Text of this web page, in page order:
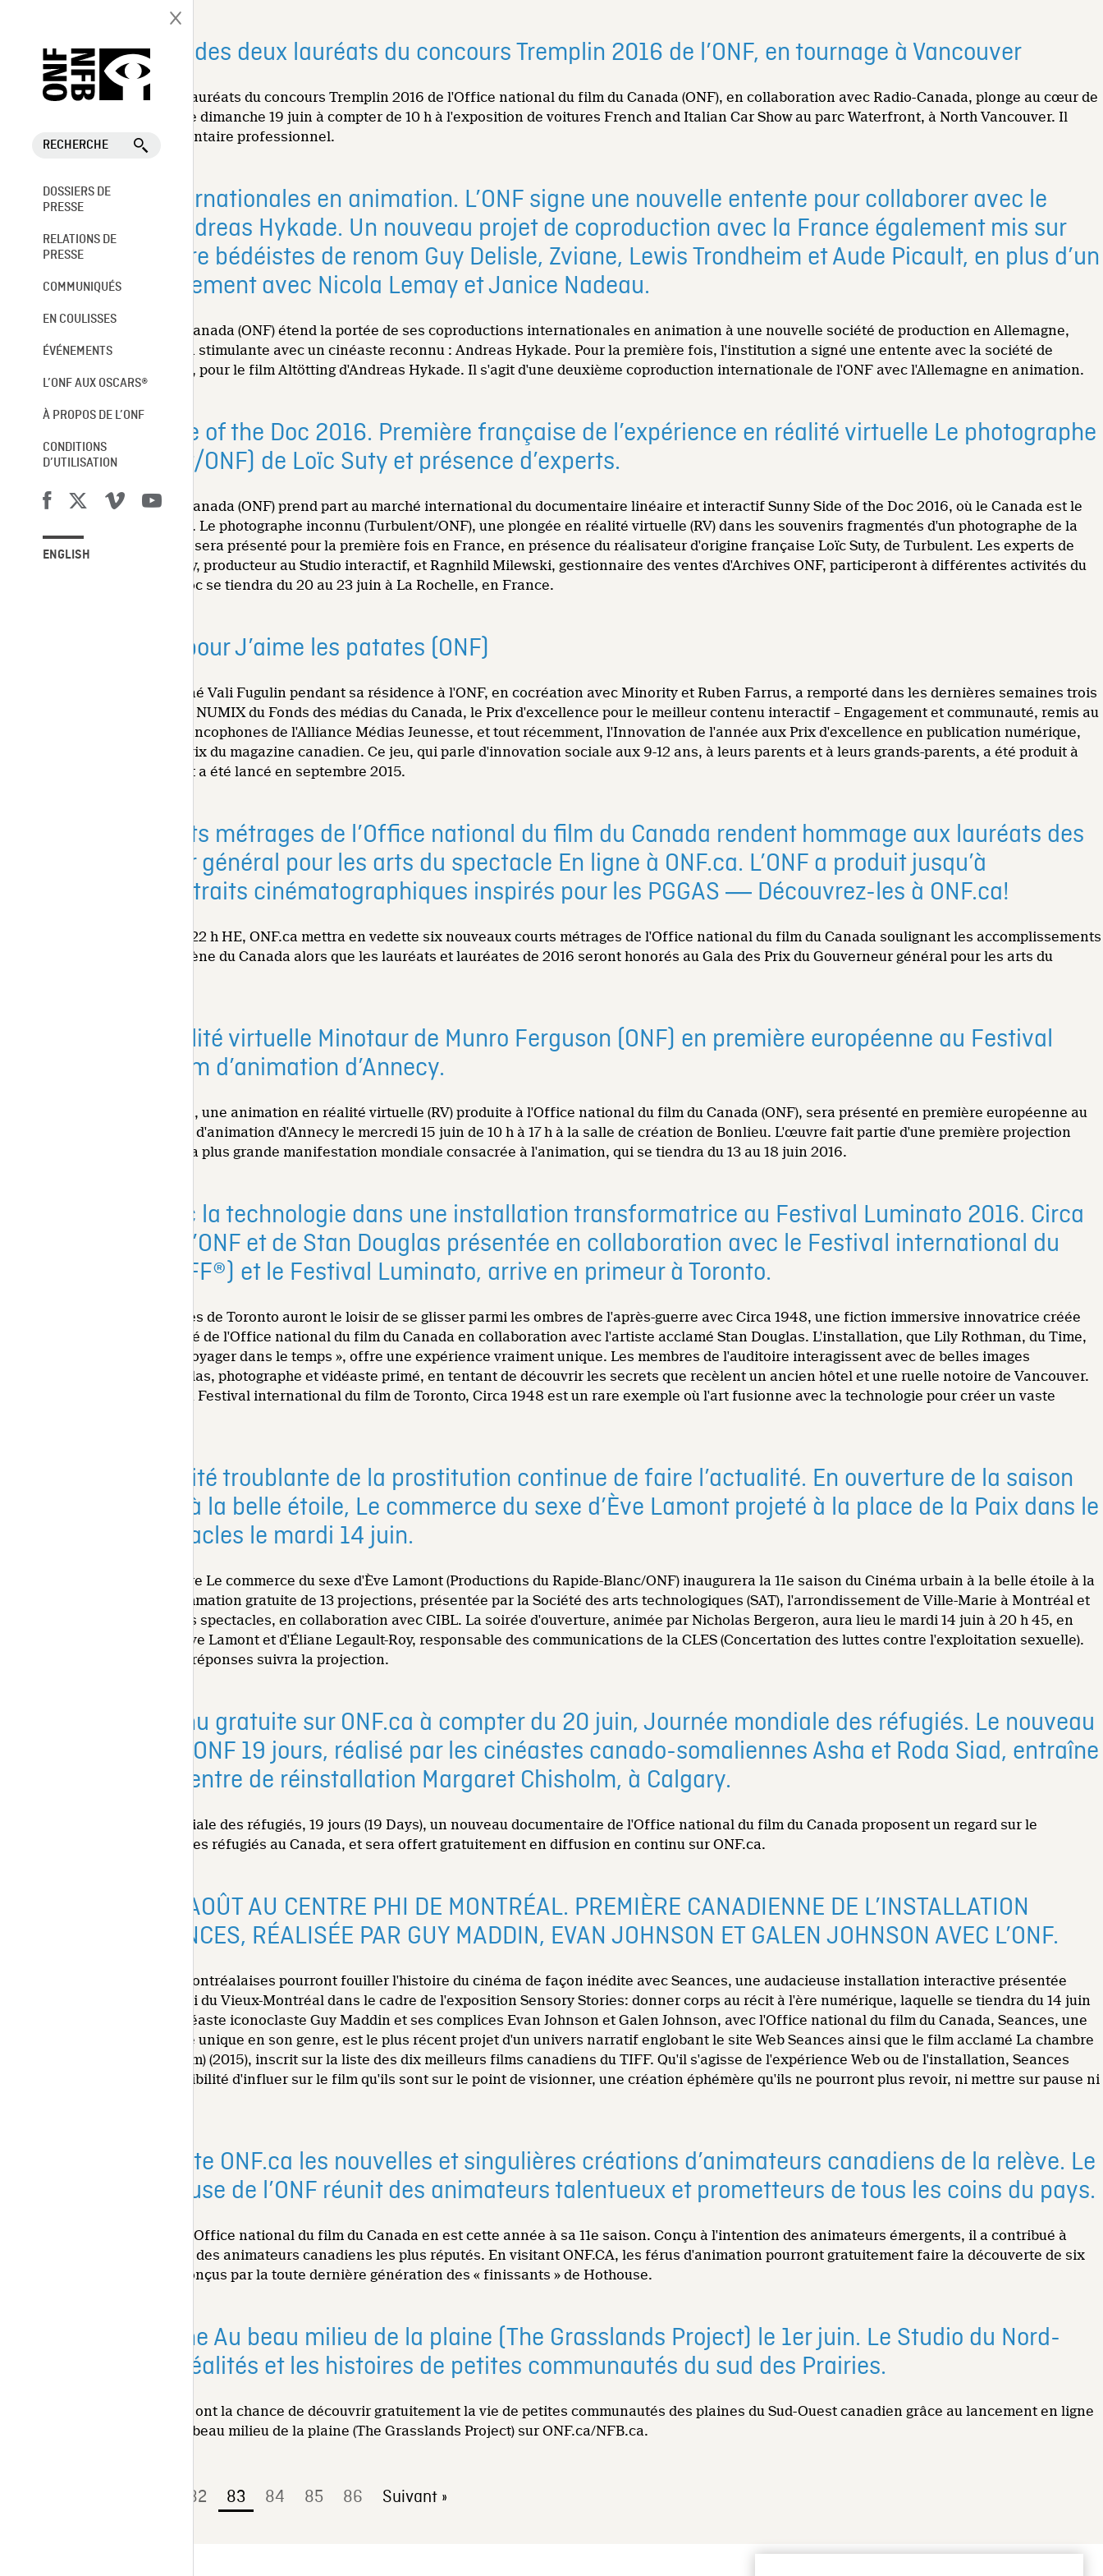
RECHERCHE
DOSSIERS DE
PRESSE
RELATIONS DE
PRESSE
COMMUNIQUÉS
EN COULISSES
ÉVÉNEMENTS
L’ONF AUX OSCARS®
À PROPOS DE L’ONF
CONDITIONS
D’UTILISATION
ENGLISH
Julien Capraro, un des deux lauréats du concours Tremplin 2016 de l’ONF, en tournage à Vancouver
Julien Capraro, un des deux lauréats du concours Tremplin 2016 de l'Office national du film du Canada (ONF), en collaboration avec Radio-Canada, plonge au cœur de
l'action et sera en tournage le dimanche 19 juin à compter de 10 h à l'exposition de voitures French and Italian Car Show au parc Waterfront, à North Vancouver. Il
s'agit de son premier documentaire professionnel.
Coproductions internationales en animation. L’ONF signe une nouvelle entente pour collaborer avec le
cinéaste réputé Andreas Hykade. Un nouveau projet de coproduction avec la France également mis sur
pied avec les quatre bédéistes de renom Guy Delisle, Zviane, Lewis Trondheim et Aude Picault, en plus d’un
projet en développement avec Nicola Lemay et Janice Nadeau.
L'Office national du film du Canada (ONF) étend la portée de ses coproductions internationales en animation à une nouvelle société de production en Allemagne,
permettant une collaboration stimulante avec un cinéaste reconnu : Andreas Hykade. Pour la première fois, l'institution a signé une entente avec la société de
production Studio Film Bilder, pour le film Altötting d'Andreas Hykade. Il s'agit d'une deuxième coproduction internationale de l'ONF avec l'Allemagne en animation.
L’ONF à Sunny Side of the Doc 2016. Première française de l’expérience en réalité virtuelle Le photographe
inconnu (Turbulent/ONF) de Loïc Suty et présence d’experts.
L'Office national du film du Canada (ONF) prend part au marché international du documentaire linéaire et interactif Sunny Side of the Doc 2016, où le Canada est le
pays à l'honneur cette année. Le photographe inconnu (Turbulent/ONF), une plongée en réalité virtuelle (RV) dans les souvenirs fragmentés d'un photographe de la
Première Guerre mondiale, y sera présenté pour la première fois en France, en présence du réalisateur d'origine française Loïc Suty, de Turbulent. Les experts de
l'ONF Louis-Richard Tremblay, producteur au Studio interactif, et Ragnhild Milewski, gestionnaire des ventes d'Archives ONF, participeront à différentes activités du
marché. Sunny Side of the Doc se tiendra du 20 au 23 juin à La Rochelle, en France.
De nouveaux prix pour J’aime les patates (ONF)
J'aime les patates, un jeu signé Vali Fugulin pendant sa résidence à l'ONF, en cocréation avec Minority et Ruben Farrus, a remporté dans les dernières semaines trois
nouveaux prix : le Grand Prix NUMIX du Fonds des médias du Canada, le Prix d'excellence pour le meilleur contenu interactif – Engagement et communauté, remis au
gala des Prix d'excellence francophones de l'Alliance Médias Jeunesse, et tout récemment, l'Innovation de l'année aux Prix d'excellence en publication numérique,
remis par la Fondation des Prix du magazine canadien. Ce jeu, qui parle d'innovation sociale aux 9-12 ans, à leurs parents et à leurs grands-parents, a été produit à
l'ONF par Hugues Sweeney et a été lancé en septembre 2015.
Six nouveaux courts métrages de l’Office national du film du Canada rendent hommage aux lauréats des
Prix du Gouverneur général pour les arts du spectacle En ligne à ONF.ca. L’ONF a produit jusqu’à
maintenant 69 portraits cinématographiques inspirés pour les PGGAS ― Découvrez-les à ONF.ca!
À compter du samedi 11 juin, 22 h HE, ONF.ca mettra en vedette six nouveaux courts métrages de l'Office national du film du Canada soulignant les accomplissements
de légendes des arts de la scène du Canada alors que les lauréats et lauréates de 2016 seront honorés au Gala des Prix du Gouverneur général pour les arts du
L’animation en réalité virtuelle Minotaur de Munro Ferguson (ONF) en première européenne au Festival
international du film d’animation d’Annecy.
Minotaur de Munro Ferguson, une animation en réalité virtuelle (RV) produite à l'Office national du film du Canada (ONF), sera présenté en première européenne au
Festival international du film d'animation d'Annecy le mercredi 15 juin de 10 h à 17 h à la salle de création de Bonlieu. L'œuvre fait partie d'une première projection
d'œuvres en RV au Festival, la plus grande manifestation mondiale consacrée à l'animation, qui se tiendra du 13 au 18 juin 2016.
L’art fusionne avec la technologie dans une installation transformatrice au Festival Luminato 2016. Circa
1948, création de l’ONF et de Stan Douglas présentée en collaboration avec le Festival international du
film de Toronto (TIFF®) et le Festival Luminato, arrive en primeur à Toronto.
Du 10 au 26 juin, les auditoires de Toronto auront le loisir de se glisser parmi les ombres de l'après-guerre avec Circa 1948, une fiction immersive innovatrice créée
par le Studio numérique primé de l'Office national du film du Canada en collaboration avec l'artiste acclamé Stan Douglas. L'installation, que Lily Rothman, du Time,
compare à une « machine à voyager dans le temps », offre une expérience vraiment unique. Les membres de l'auditoire interagissent avec de belles images
sélectionnées par Stan Douglas, photographe et vidéaste primé, en tentant de découvrir les secrets que recèlent un ancien hôtel et une ruelle notoire de Vancouver.
Présenté avec le concours du Festival international du film de Toronto, Circa 1948 est un rare exemple où l'art fusionne avec la technologie pour créer un vaste
À l’heure où la réalité troublante de la prostitution continue de faire l’actualité. En ouverture de la saison
du Cinéma urbain à la belle étoile, Le commerce du sexe d’Ève Lamont projeté à la place de la Paix dans le
Quartier des spectacles le mardi 14 juin.
Le long métrage documentaire Le commerce du sexe d'Ève Lamont (Productions du Rapide-Blanc/ONF) inaugurera la 11e saison du Cinéma urbain à la belle étoile à la
place de la Paix, une programmation gratuite de 13 projections, présentée par la Société des arts technologiques (SAT), l'arrondissement de Ville-Marie à Montréal et
le Partenariat du Quartier des spectacles, en collaboration avec CIBL. La soirée d'ouverture, animée par Nicholas Bergeron, aura lieu le mardi 14 juin à 20 h 45, en
présence de la réalisatrice Ève Lamont et d'Éliane Legault-Roy, responsable des communications de la CLES (Concertation des luttes contre l'exploitation sexuelle).
Une session de questions et réponses suivra la projection.
Diffusion en continu gratuite sur ONF.ca à compter du 20 juin, Journée mondiale des réfugiés. Le nouveau
documentaire de l’ONF 19 jours, réalisé par les cinéastes canado-somaliennes Asha et Roda Siad, entraîne
les auditoires au centre de réinstallation Margaret Chisholm, à Calgary.
Dès le 20 juin, Journée mondiale des réfugiés, 19 jours (19 Days), un nouveau documentaire de l'Office national du film du Canada proposent un regard sur le
processus de réinstallation des réfugiés au Canada, et sera offert gratuitement en diffusion en continu sur ONF.ca.
DU 14 JUIN AU 21 AOÛT AU CENTRE PHI DE MONTRÉAL. PREMIÈRE CANADIENNE DE L’INSTALLATION
INTERACTIVE SEANCES, RÉALISÉE PAR GUY MADDIN, EVAN JOHNSON ET GALEN JOHNSON AVEC L’ONF.
Cet été, les Montréalais et Montréalaises pourront fouiller l'histoire du cinéma de façon inédite avec Seances, une audacieuse installation interactive présentée
durant tout l'été au Centre Phi du Vieux-Montréal dans le cadre de l'exposition Sensory Stories: donner corps au récit à l'ère numérique, laquelle se tiendra du 14 juin
au 21 août. Conçue par le cinéaste iconoclaste Guy Maddin et ses complices Evan Johnson et Galen Johnson, avec l'Office national du film du Canada, Seances, une
expérience collective sur site unique en son genre, est le plus récent projet d'un univers narratif englobant le site Web Seances ainsi que le film acclamé La chambre
interdite (The Forbidden Room) (2015), inscrit sur la liste des dix meilleurs films canadiens du TIFF. Qu'il s'agisse de l'expérience Web ou de l'installation, Seances
donne aux auditoires la possibilité d'influer sur le film qu'ils sont sur le point de visionner, une création éphémère qu'ils ne pourront plus revoir, ni mettre sur pause ni
Découvrez sur le site ONF.ca les nouvelles et singulières créations d’animateurs canadiens de la relève. Le
programme Hothouse de l’ONF réunit des animateurs talentueux et prometteurs de tous les coins du pays.
Le programme Hothouse de l'Office national du film du Canada en est cette année à sa 11e saison. Conçu à l'intention des animateurs émergents, il a contribué à
lancer la carrière de certains des animateurs canadiens les plus réputés. En visitant ONF.CA, les férus d'animation pourront gratuitement faire la découverte de six
nouveaux courts métrages conçus par la toute dernière génération des « finissants » de Hothouse.
L’ONF lance en ligne Au beau milieu de la plaine (The Grasslands Project) le 1er juin. Le Studio du Nord-
Ouest explore les réalités et les histoires de petites communautés du sud des Prairies.
À compter d'aujourd'hui, tous ont la chance de découvrir gratuitement la vie de petites communautés des plaines du Sud-Ouest canadien grâce au lancement en ligne
de la production de l'ONF Au beau milieu de la plaine (The Grasslands Project) sur ONF.ca/NFB.ca.
82 83 84 85 86 Suivant »